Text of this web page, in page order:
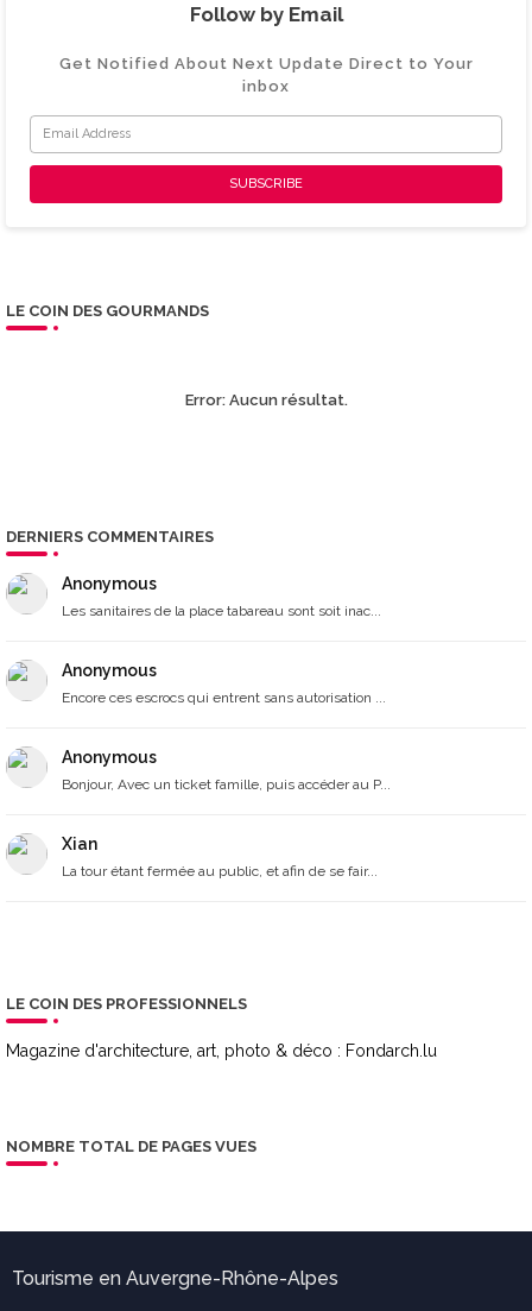
Follow by Email
Get Notified About Next Update Direct to Your
inbox
LE COIN DES GOURMANDS
Error:Aucun résultat.
DERNIERS COMMENTAIRES
Anonymous
Les sanitaires de la place tabareau sont soit inac...
Anonymous
Encore ces escrocs qui entrent sans autorisation ...
Anonymous
Bonjour, Avec un ticket famille, puis accéder au P...
Xian
La tour étant fermée au public, et afin de se fair...
LE COIN DES PROFESSIONNELS
Magazine d'architecture, art, photo & déco : Fondarch.lu
NOMBRE TOTAL DE PAGES VUES
Tourisme en Auvergne-Rhône-Alpes